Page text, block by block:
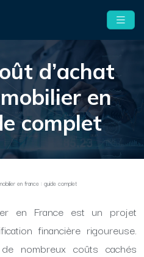
d’achat
en
complet
en france : guide complet
en France est un projet
financière rigoureuse.
nombreux coûts cachés